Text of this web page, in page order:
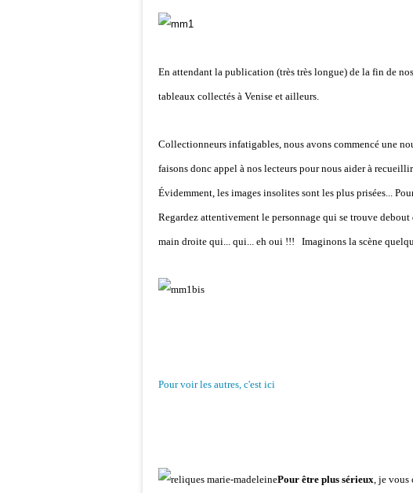
En attendant la publication (très très longue) de la fin de
tableaux collectés à Venise et ailleurs.
Collectionneurs infatigables, nous avons commencé une
faisons donc appel à nos lecteurs pour nous aider à
Évidemment, les images insolites sont les plus prisées...
Regardez attentivement le personnage qui se trouve
main droite qui... qui... eh oui !!! Imaginons la scène
Pour voir les autres, c'est ici
Pour être plus sérieux, je vous